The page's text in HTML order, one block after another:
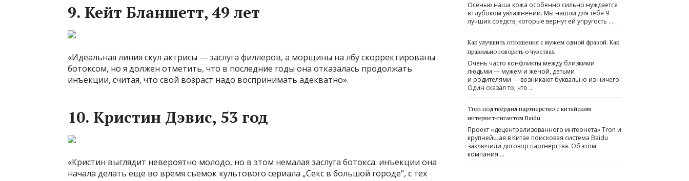
9. Кейт Бланшетт, 49 лет
«Идеальная линия скул актрисы — заслуга филлеров, а морщины на лбу скорректированы
ботоксом, но я должен отметить, что в последние годы она отказалась продолжать
инъекции, считая, что свой возраст надо воспринимать адекватно».
10. Кристин Дэвис, 53 год
«Кристин выглядит невероятно молодо, но в этом немалая заслуга ботокса: инъекции она
начала делать еще во время съемок культового сериала „Секс в большой городе“, с тех
Осенью наша кожа особенно сильно нуждается
в глубоком увлажнении. Мы нашли для тебя 9
лучших средств, которые вернут ей упругость …
Как улучшить отношения с мужем одной фразой. Как
правильно говорить о чувствах
Очень часто конфликты между близкими
людьми — мужем и женой, детьми
и родителями — возникают буквально из ничего.
Один сказал то, что …
Tron подтвердил партнерство с китайским
интернет-гигантом Baidu
Проект «децентрализованного интернета» Tron и
крупнейшая в Китае поисковая система Baidu
заключили договор партнерства. Об этом
компания …